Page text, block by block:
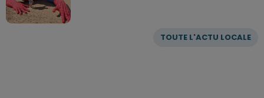
TOUTE L'ACTU LOCALE